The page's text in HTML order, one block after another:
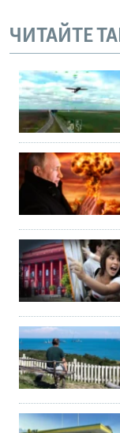
ЧИТАЙТЕ